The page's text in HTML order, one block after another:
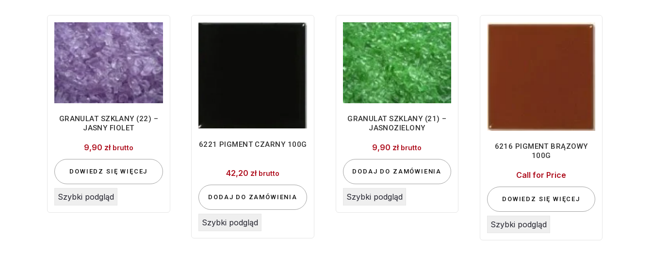
GRANULAT SZKLANY (22) –
JASNY FIOLET
9,90 zł brutto
DOWIEDZ SIĘ WIĘCEJ
Szybki podgląd
6221 PIGMENT CZARNY 100G
42,20 zł brutto
DODAJ DO ZAMÓWIENIA
Szybki podgląd
GRANULAT SZKLANY (21) –
JASNOZIELONY
9,90 zł brutto
DODAJ DO ZAMÓWIENIA
Szybki podgląd
6216 PIGMENT BRĄZOWY
100G
Call for Price
DOWIEDZ SIĘ WIĘCEJ
Szybki podgląd